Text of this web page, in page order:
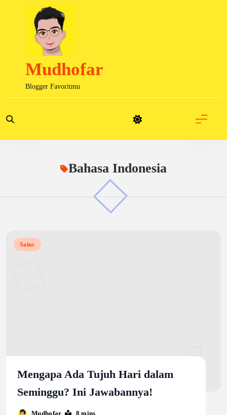
Mudhofar
Blogger Favoritmu
Bahasa Indonesia
Sains
Mengapa Ada Tujuh Hari dalam
Seminggu? Ini Jawabannya!
Mudhofar 8 mins